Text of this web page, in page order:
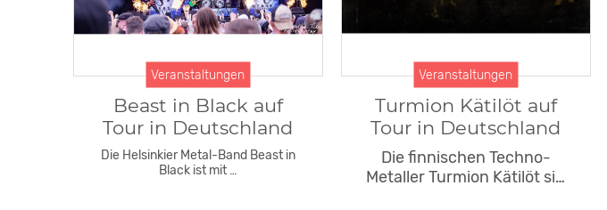
Veranstaltungen
Beast in Black auf
Tour in Deutschland
Die Helsinkier Metal-Band Beast in
Black ist mit …
Veranstaltungen
Turmion Kätilöt auf
Tour in Deutschland
Die finnischen Techno-
Metaller Turmion Kätilöt si…